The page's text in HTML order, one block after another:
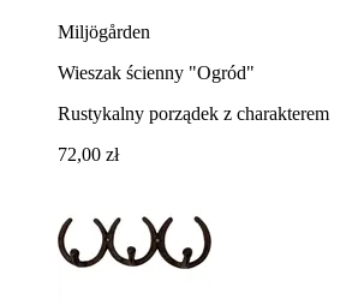
Miljögården
Wieszak ścienny "Ogród"
Rustykalny porządek z charakterem
72,00 zł